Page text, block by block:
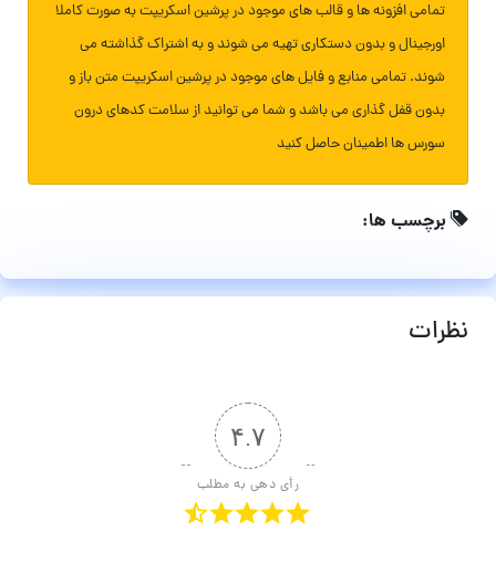
تمامی افزونه ها و قالب های موجود در پرشین اسکریپت به صورت کاملا
اورجینال و بدون دستکاری تهیه می شوند و به اشتراک گذاشته می
شوند. تمامی منابع و فایل های موجود در پرشین اسکریپت متن باز و
بدون قفل گذاری می باشد و شما می توانید از سلامت کدهای درون
سورس ها اطمینان حاصل کنید
برچسب ها:
نظرات
۴.۷
رأی دهی به مطلب